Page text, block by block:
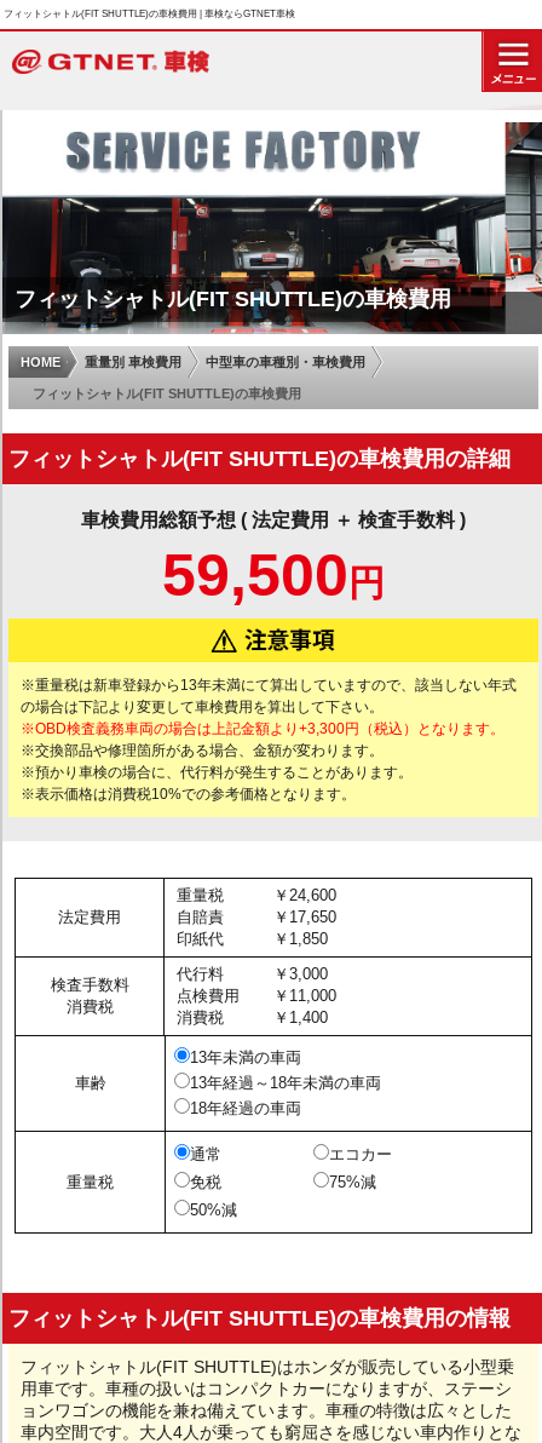
フィットシャトル(FIT SHUTTLE)の車検費用 | 車検ならGTNET車検
フィットシャトル(FIT SHUTTLE)の車検費用
HOME 重量別 車検費用 中型車の車種別・車検費用
フィットシャトル(FIT SHUTTLE)の車検費用
フィットシャトル(FIT SHUTTLE)の車検費用の詳細
車検費用総額予想 ( 法定費用 ＋ 検査手数料 )
59,500 円
※重量税は新車登録から13年未満にて算出していますので、該当しない年式
の場合は下記より変更して車検費用を算出して下さい。
※OBD検査義務車両の場合は上記金額より+3,300円（税込）となります。
※交換部品や修理箇所がある場合、金額が変わります。
※預かり車検の場合に、代行料が発生することがあります。
※表示価格は消費税10%での参考価格となります。
法定費用
重量税
￥24,600
自賠責
￥17,650
印紙代
￥1,850
検査手数料
消費税
代行料
￥3,000
点検費用
￥11,000
消費税
￥1,400
車齢
13年未満の車両
13年経過～18年未満の車両
18年経過の車両
重量税
通常
エコカー
免税
75%減
50%減
フィットシャトル(FIT SHUTTLE)の車検費用の情報
フィットシャトル(FIT SHUTTLE)はホンダが販売している小型乗
用車です。車種の扱いはコンパクトカーになりますが、ステーシ
ョンワゴンの機能を兼ね備えています。車種の特徴は広々とした
車内空間です。大人4人が乗っても窮屈さを感じない車内作りとな